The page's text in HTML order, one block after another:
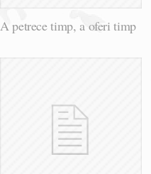
A petrece timp, a oferi timp